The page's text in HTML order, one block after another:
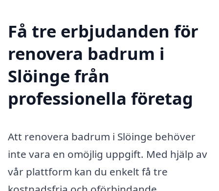
Få tre erbjudanden för
renovera badrum i
Slöinge från
professionella företag
Att renovera badrum i Slöinge behöver
inte vara en omöjlig uppgift. Med hjälp av
vår plattform kan du enkelt få tre